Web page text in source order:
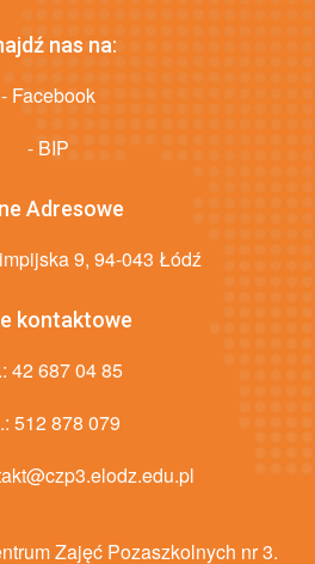
nas na:
- Facebook
- BIP
Adresowe
9, 94-043 Łódź
kontaktowe
42 687 04 85
512 878 079
Zajęć Pozaszkolnych nr 3.